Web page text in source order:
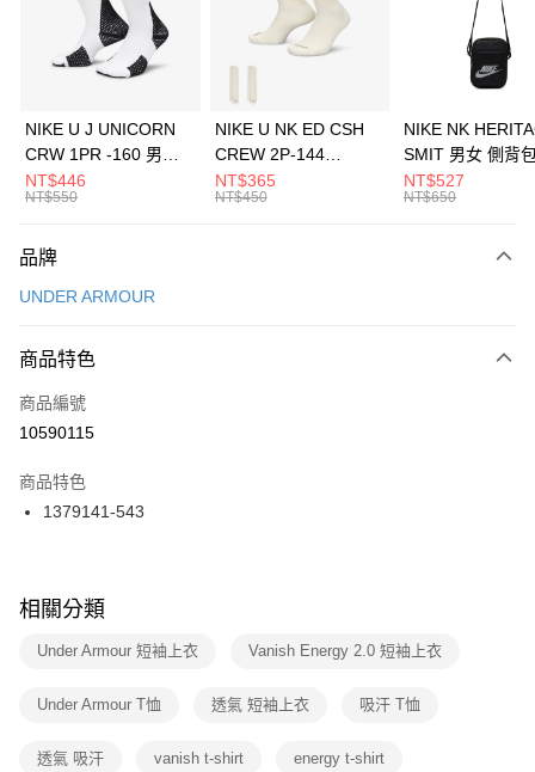
合作金庫商業銀行
第一商業銀行
華南商業銀行
彰化商業銀行
上海商業儲蓄銀行
元大商業銀行
台灣樂天信用卡公司
Apple Pay
全盈+PAY
AFTEE先享後付
【關於「AFTEE先享後付」】
便利好安心！
３．安心：先確認商品／服務後，再付款。
【「AFTEE先享後付」結帳流程】
１．於結帳方式選擇「AFTEE先享後付」後，將跳轉至「AFTEE先享後付」
２．訂單成立數日內，您將收到繳費通知簡訊。
３．收到繳費通知簡訊後14天內，點擊此簡訊中的連結，可透過四大超商／
ATM／網路銀行／等多元方式進行付款，方視為交易完成。
※ 交易是否成功請以「AFTEE先享後付 」之結帳頁面顯示為準，若有關於
是否繳費成功／繳費後需取消欲退款等相關疑問，請聯繫「AFTEE先享後付
客戶支援中心」https://netprotections.freshdesk.com/support/home
１．透過由恩沛科技股份有限公司提供之「AFTEE先享後付」服務完成之交
權轉讓予恩沛科技股份有限公司。
運送方式
每筆NT$100，滿NT$1,500(含以上)免運費
宅配
每筆NT$100，滿NT$1,500(含以上)免運費
付款後門市自取
每筆NT$100，滿NT$1,500(含以上)免運費
NIKE U J UNICORN
CRW 1PR -160 男女
中統襪 FZ3393100
NT$446
NT$550
NIKE U NK ED CSH
CREW 2P-144
EMBRDY 男女 短統襪
FZ3073133
NT$365
NT$450
NIKE NK
SMIT 男女 側背
BA5871010
NT$527
NT$650
品牌
UNDER ARMOUR
商品特色
商品編號
10590115
商品特色
1379141-543
相關分類
Under Armour 短袖上衣 Vanish Energy 2.0 短袖上衣
Under Armour T恤 透氣 短袖上衣 吸汗 T恤
透氣 吸汗 vanish t-shirt energy t-shirt